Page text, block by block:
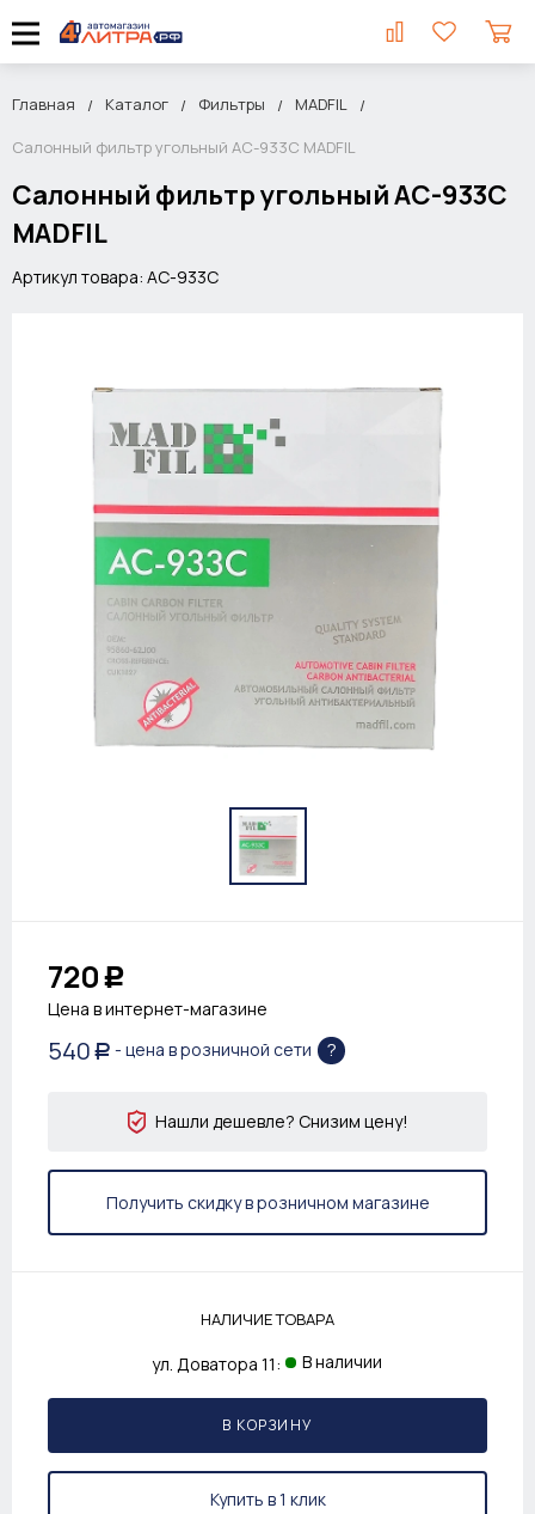
Главная Каталог Фильтры
MADFIL
Салонный фильтр угольный AC-933С MADFIL
Салонный фильтр угольный AC-933С
MADFIL
Артикул товара: AC-933С
720 Р
Цена в интернет-магазине
540 Р - цена в розничной сети ?
Нашли дешевле? Снизим цену!
Получить скидку в розничном магазине
НАЛИЧИЕ ТОВАРА
ул. Доватора 11: В наличии
В КОРЗИНУ
Купить в 1 клик